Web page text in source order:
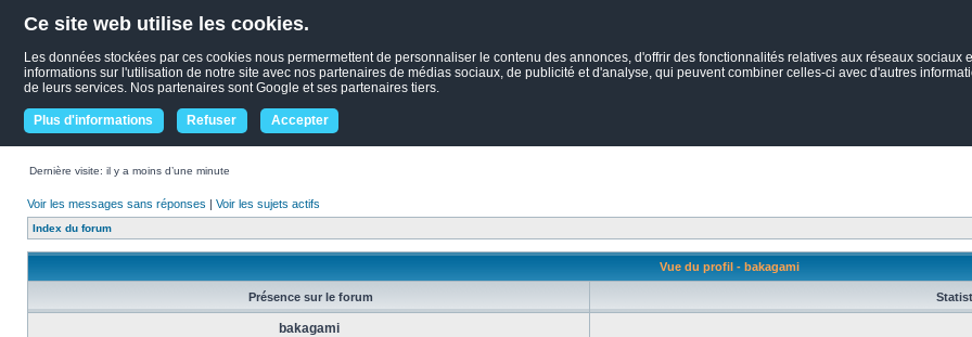
Ce site web utilise les cookies.
Les données stockées par ces cookies nous permermettent de personnaliser le contenu des annonces, d'offrir des fonctionnalités relatives aux réseaux
informations sur l'utilisation de notre site avec nos partenaires de médias sociaux, de publicité et d'analyse, qui peuvent combiner celles-ci avec d'autres
de leurs services. Nos partenaires sont Google et ses partenaires tiers.
Plus d'informations Refuser Accepter
Dernière visite: il y a moins d’une minute
Voir les messages sans réponses | Voir les sujets actifs
Index du forum
Vue du profil - bakagami
Présence sur le forum
bakagami